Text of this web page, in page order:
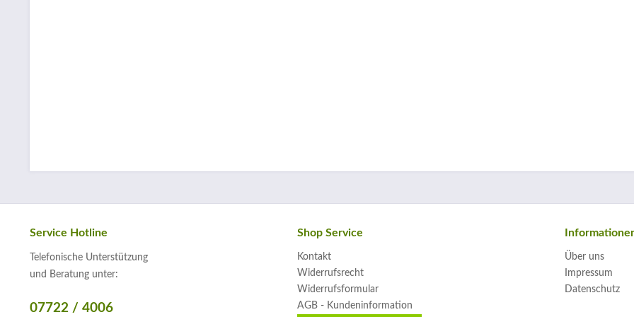
Service Hotline
Telefonische Unterstützung
und Beratung unter:
07722 / 4006
Shop Service
Kontakt
Widerrufsrecht
Widerrufsformular
AGB - Kundeninformation
Über uns
Impressum
Datenschutz